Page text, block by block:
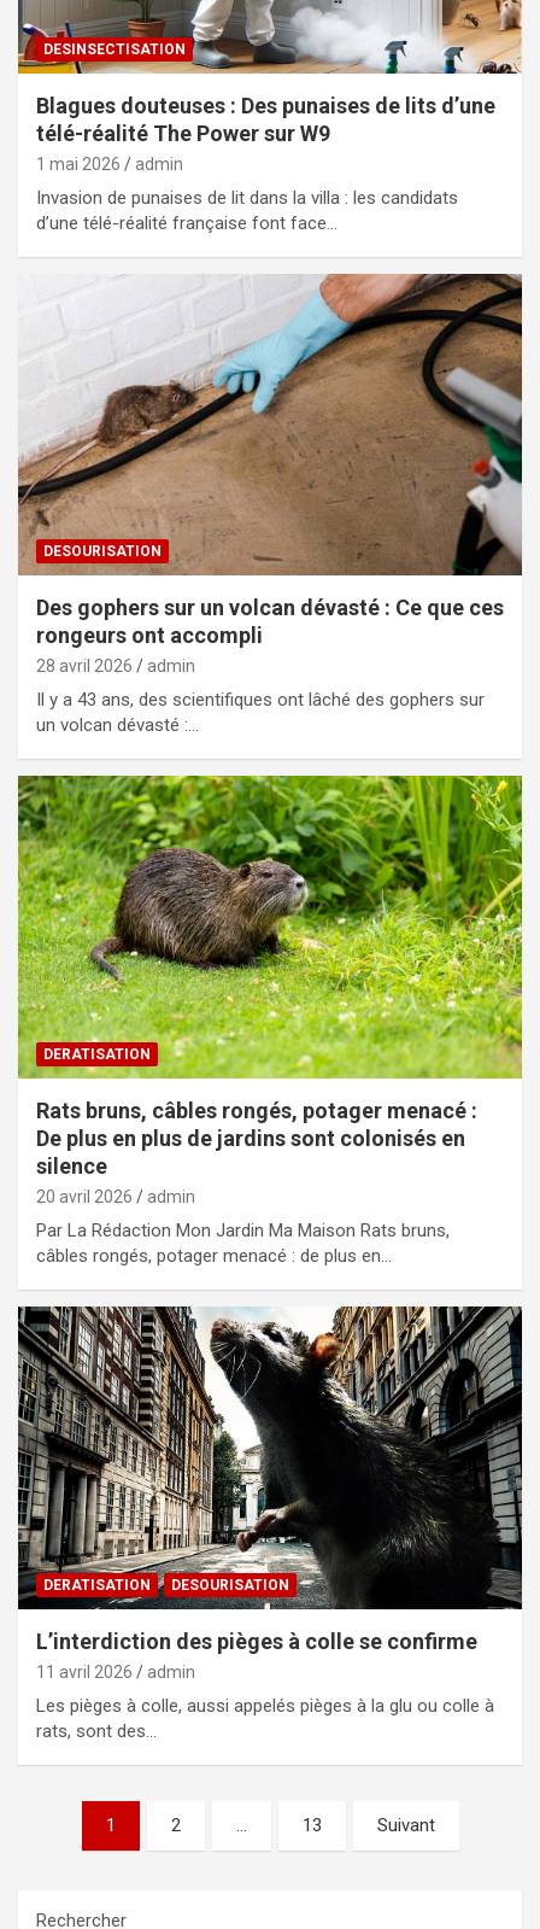
DESINSECTISATION
Blagues douteuses : Des punaises de lits d’une
télé-réalité The Power sur W9
1 mai 2026 admin
Invasion de punaises de lit dans la villa : les candidats
d’une télé-réalité française font face…
DESOURISATION
Des gophers sur un volcan dévasté : Ce que ces
rongeurs ont accompli
28 avril 2026 admin
Il y a 43 ans, des scientifiques ont lâché des gophers sur
un volcan dévasté :…
DERATISATION
Rats bruns, câbles rongés, potager menacé :
De plus en plus de jardins sont colonisés en
silence
20 avril 2026 admin
Par La Rédaction Mon Jardin Ma Maison Rats bruns,
câbles rongés, potager menacé : de plus en…
DERATISATION DESOURISATION
L’interdiction des pièges à colle se confirme
11 avril 2026 admin
Les pièges à colle, aussi appelés pièges à la glu ou colle à
rats, sont des…
Pagination
1 2 … 13 Suivant
Rechercher